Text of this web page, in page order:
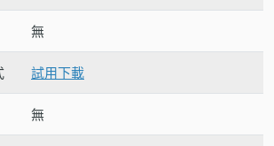
無
試用下載
無